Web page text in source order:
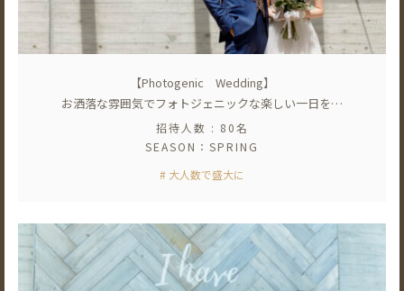
【Photogenic Wedding】
お洒落な雰囲気でフォトジェニックな楽しい一日を…
招待人数 : 80名
SEASON：SPRING
# 大人数で盛大に